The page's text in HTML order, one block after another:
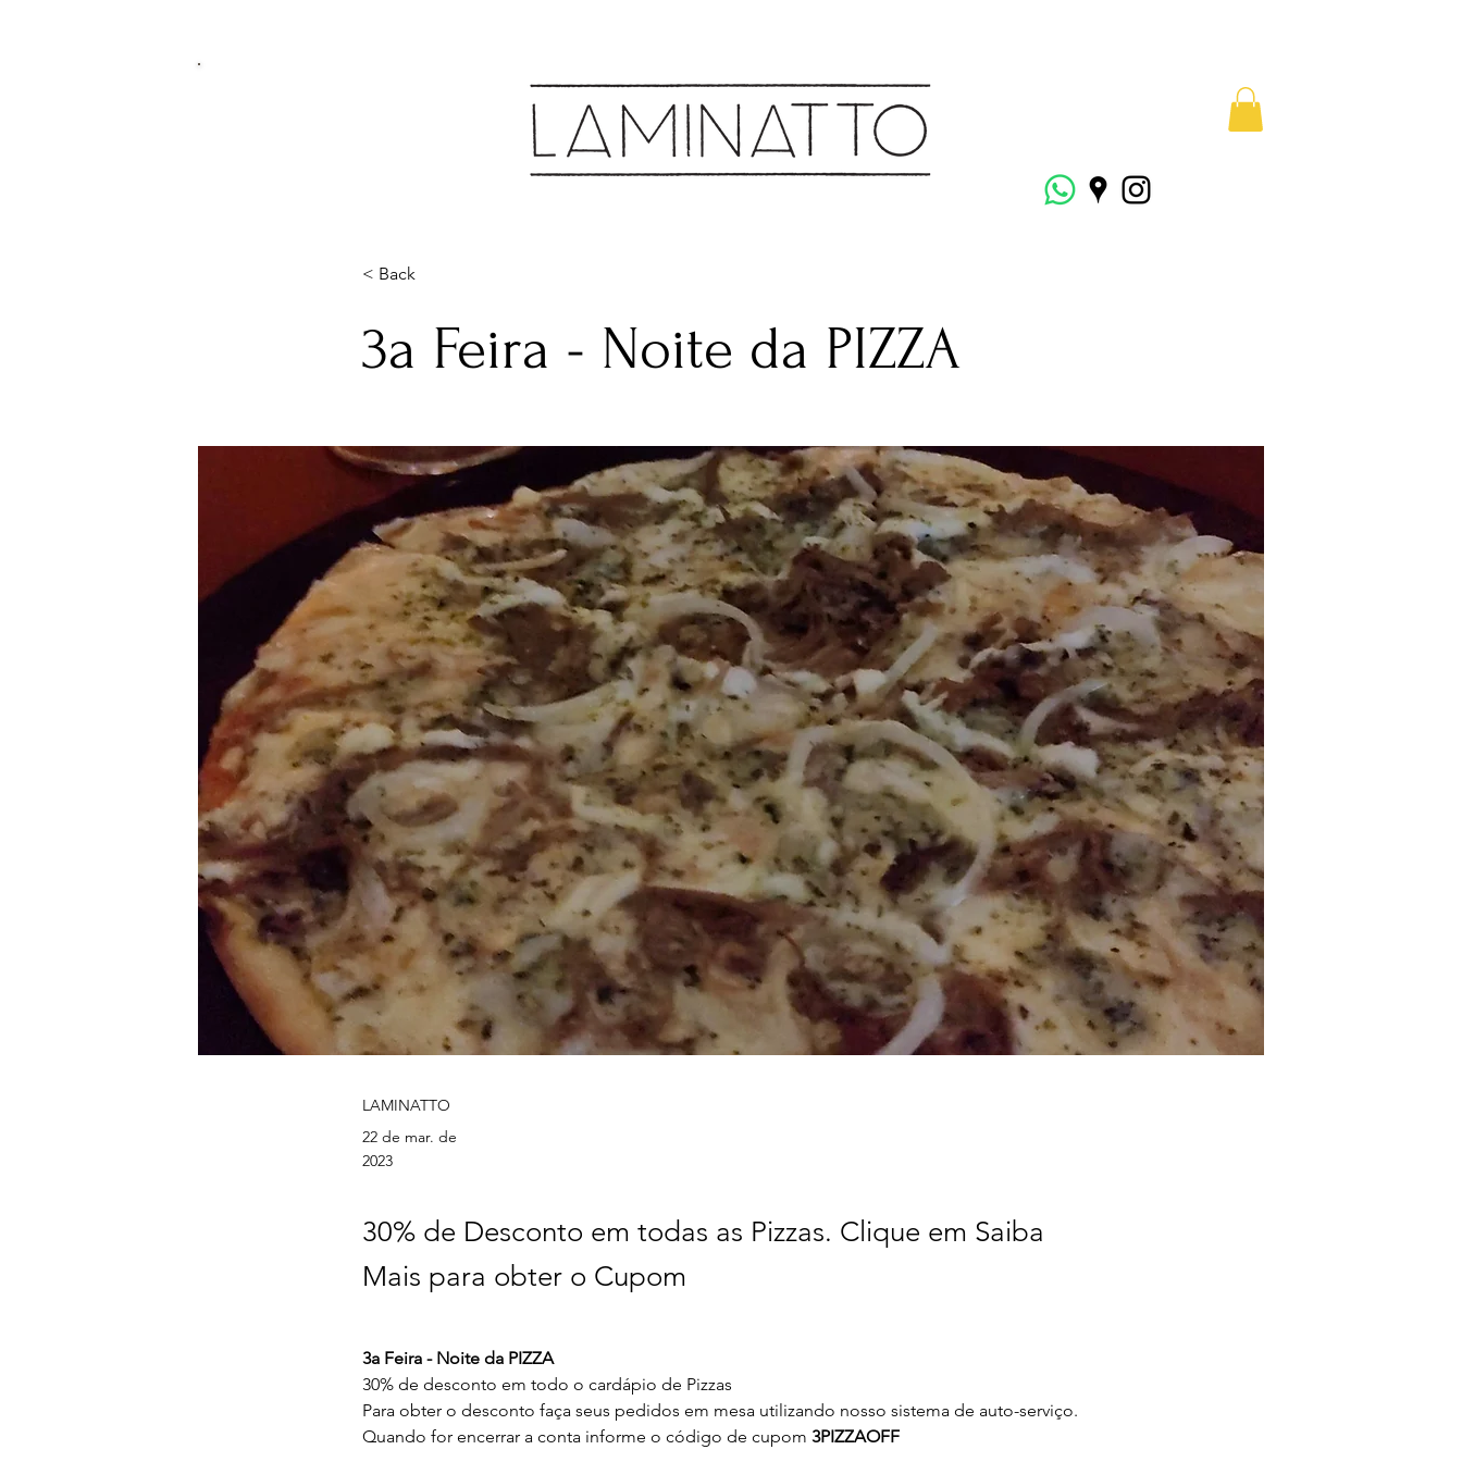
< Back
3a Feira - Noite da PIZZA
LAMINATTO
22 de mar. de
2023
30% de Desconto em todas as Pizzas. Clique em Saiba
Mais para obter o Cupom
3a Feira - Noite da PIZZA
30% de desconto em todo o cardápio de Pizzas
Para obter o desconto faça seus pedidos em mesa utilizando nosso sistema de auto-serviço.
Quando for encerrar a conta informe o código de cupom 3PIZZAOFF